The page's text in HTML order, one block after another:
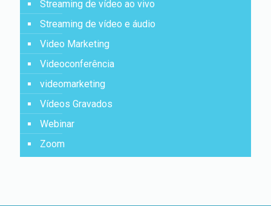
Streaming de vídeo ao vivo
Streaming de vídeo e áudio
Video Marketing
Videoconferência
videomarketing
Vídeos Gravados
Webinar
Zoom